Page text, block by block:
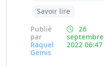
Savoir lire
Publié
par
Raquel
Gemis
26
septembre
2022 06:47